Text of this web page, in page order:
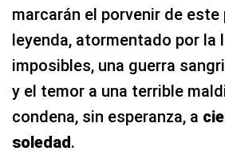
marcarán el porvenir de este
leyenda, atormentado por la
imposibles, una guerra
y el temor a una terrible
condena, sin esperanza, a
soledad.